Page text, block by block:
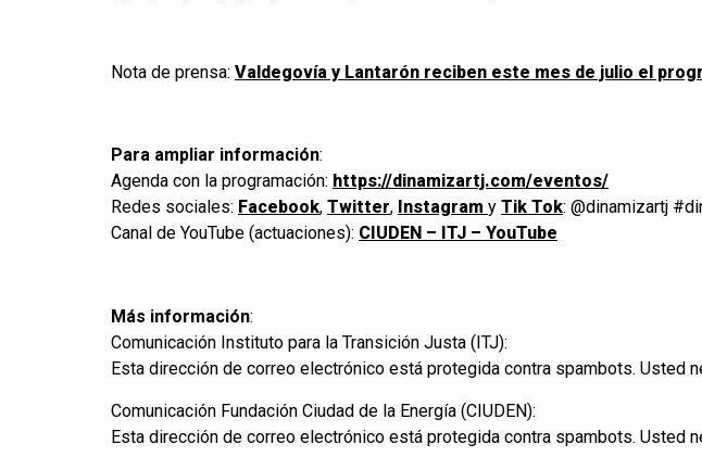
Nota de prensa: Valdegovía y Lantarón reciben este mes de julio el
Para ampliar información:
Agenda con la programación: https://dinamizartj.com/eventos/
Redes sociales: Facebook, Twitter, Instagram y Tik Tok: @dinamizartj
Canal de YouTube (actuaciones): CIUDEN – ITJ – YouTube
Más información:
Comunicación Instituto para la Transición Justa (ITJ):
Esta dirección de correo electrónico está protegida contra spambots. Usted
Comunicación Fundación Ciudad de la Energía (CIUDEN):
Esta dirección de correo electrónico está protegida contra spambots. Usted